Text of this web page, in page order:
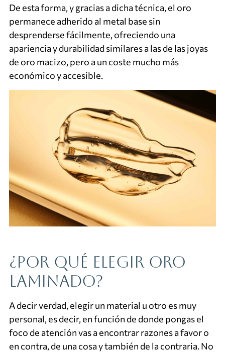
De esta forma, y gracias a dicha técnica, el oro
permanece adherido al metal base sin
desprenderse fácilmente, ofreciendo una
apariencia y durabilidad similares a las de las joyas
de oro macizo, pero a un coste mucho más
económico y accesible.
¿Por qué elegir oro
laminado?
A decir verdad, elegir un material u otro es muy
personal, es decir, en función de donde pongas el
foco de atención vas a encontrar razones a favor o
en contra, de una cosa y también de la contraria. No